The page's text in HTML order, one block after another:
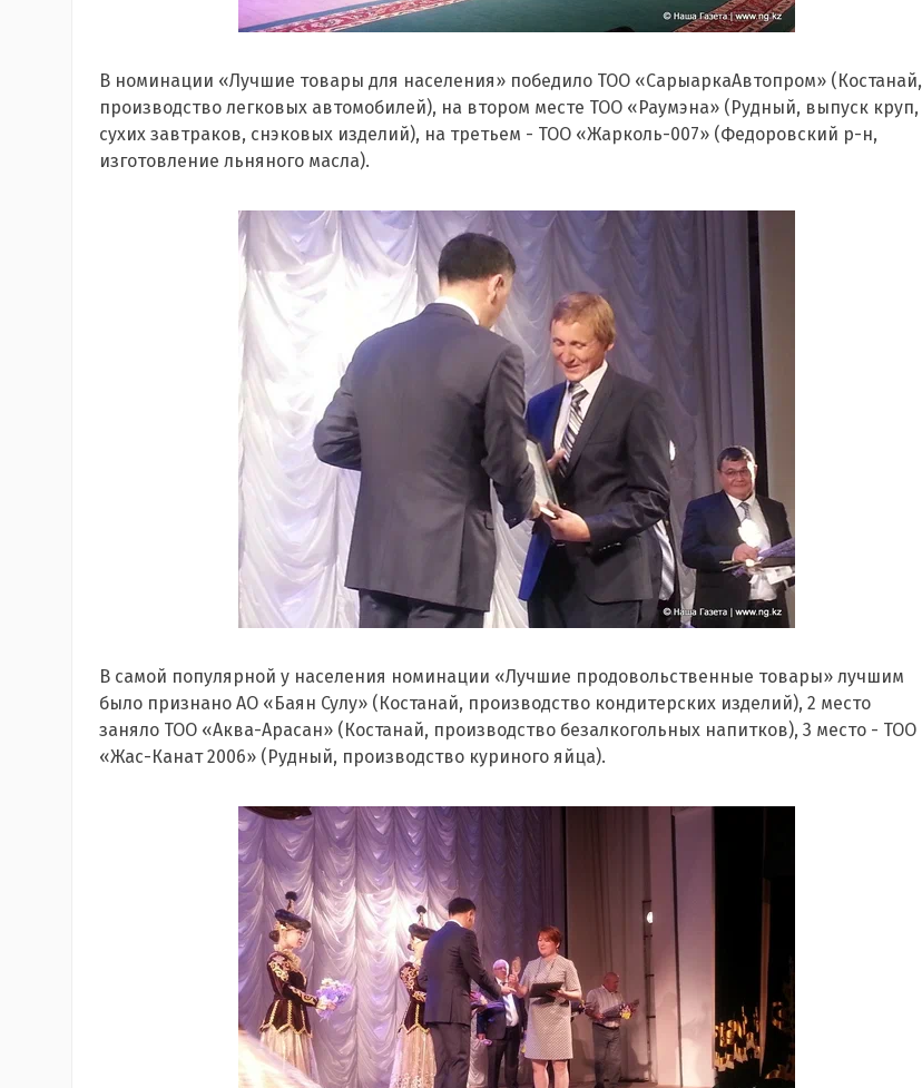
В номинации «Лучшие товары для населения» победило ТОО «СарыаркаАвтопром» (Костанай,
производство легковых автомобилей), на втором месте ТОО «Раумэна» (Рудный, выпуск круп,
сухих завтраков, снэковых изделий), на третьем - ТОО «Жарколь-007» (Федоровский р-н,
изготовление льняного масла).
В самой популярной у населения номинации «Лучшие продовольственные товары» лучшим
было признано АО «Баян Сулу» (Костанай, производство кондитерских изделий), 2 место
заняло ТОО «Аква-Арасан» (Костанай, производство безалкогольных напитков), 3 место - ТОО
«Жас-Канат 2006» (Рудный, производство куриного яйца).